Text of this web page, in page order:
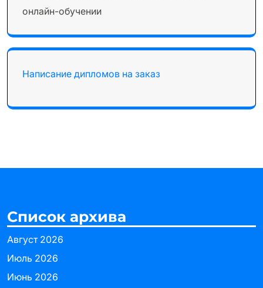
онлайн-обучении
Написание дипломов на заказ
Список архива
Август 2026
Июль 2026
Июнь 2026